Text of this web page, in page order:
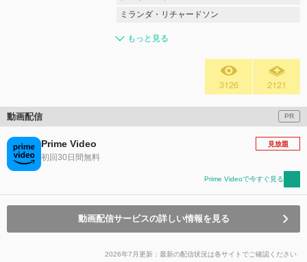
ミランダ・リチャードソン
もっと見る
3126 2121
動画配信 PR
Prime Video
初回30日間無料
見放題
Prime Videoで今すぐ見る
動画配信サービスの詳しい情報を見る
2026年7月更新：最新の配信状況は各サイトでご確認ください